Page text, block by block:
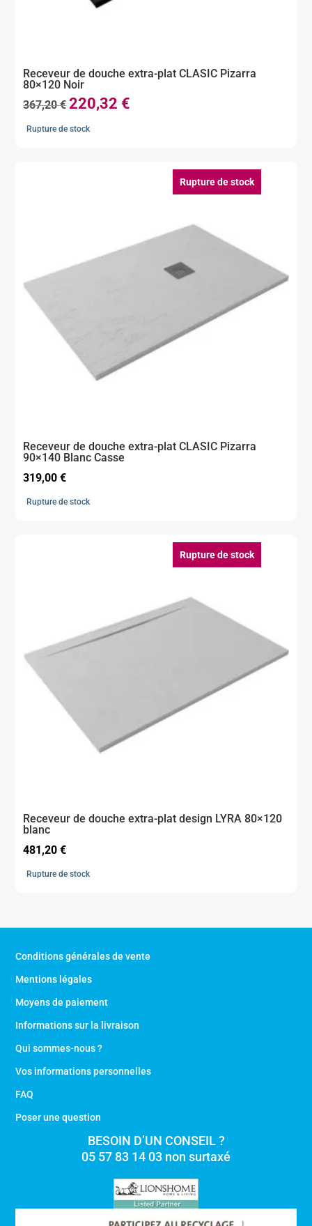
Receveur de douche extra-plat CLASIC Pizarra
80×120 Noir
367,20€Le
prix
220,32 €
Rupture de stock
Rupture de stock
Receveur de douche extra-plat CLASIC Pizarra
90×140 Blanc Casse
319,00€
Rupture de stock
Rupture de stock
Receveur de douche extra-plat design LYRA 80×120
blanc
481,20€
Rupture de stock
Conditions générales de vente
Mentions légales
Moyens de paiement
Informations sur la livraison
Qui sommes-nous ?
Vos informations personnelles
FAQ
Poser une question
BESOIN D’UN CONSEIL ?
05 57 83 14 03 non surtaxé